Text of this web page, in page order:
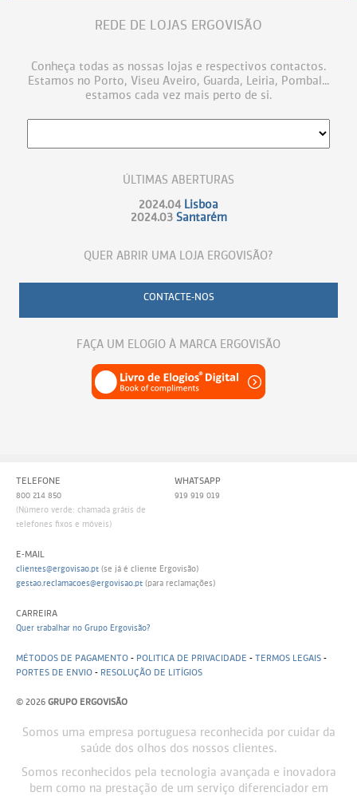
REDE DE LOJAS ERGOVISÃO
Conheça todas as nossas lojas e respectivos contactos.
Estamos no Porto, Viseu Aveiro, Guarda, Leiria, Pombal...
estamos cada vez mais perto de si.
ÚLTIMAS ABERTURAS
2024.04 Lisboa
2024.03 Santarém
QUER ABRIR UMA LOJA ERGOVISÃO?
CONTACTE-NOS
FAÇA UM ELOGIO À MARCA ERGOVISÃO
TELEFONE
800 214 850
(Número verde: chamada grátis de
telefones fixos e móveis)
WHATSAPP
919 919 019
E-MAIL
clientes@ergovisao.pt (se já é cliente Ergovisão)
gestao.reclamacoes@ergovisao.pt (para reclamações)
CARREIRA
Quer trabalhar no Grupo Ergovisão?
MÉTODOS DE PAGAMENTO - POLITICA DE PRIVACIDADE - TERMOS LEGAIS -
PORTES DE ENVIO - RESOLUÇÃO DE LITÍGIOS
© 2026 GRUPO ERGOVISÃO
Somos uma empresa portuguesa reconhecida por cuidar da
saúde dos olhos dos nossos clientes.
Somos reconhecidos pela tecnologia avançada e inovadora
bem como na prestação de um serviço diferenciador em